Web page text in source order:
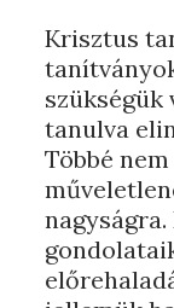
Krisztus
szükségük
tanulva
Többé